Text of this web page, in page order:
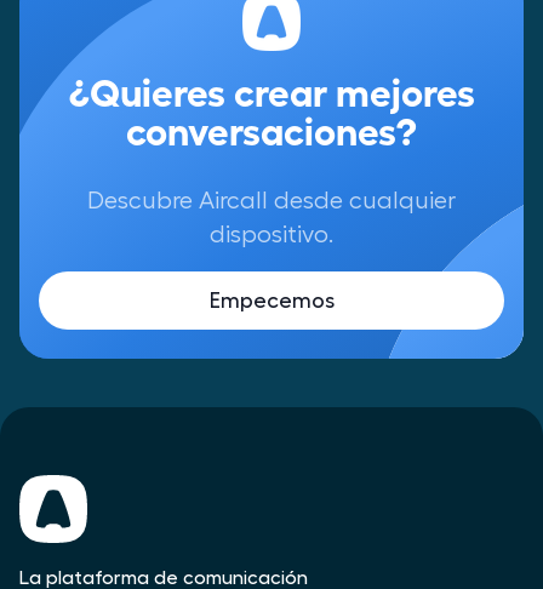
¿Quieres crear mejores
conversaciones?
Descubre Aircall desde cualquier
dispositivo.
Empecemos
La plataforma de comunicación